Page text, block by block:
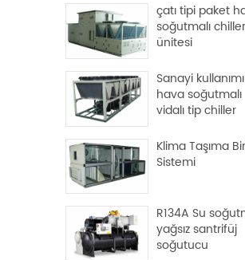
çatı tipi paket
soğutmalı chiller
ünitesi
Sanayi
hava soğutmalı
vidalı tip chiller
Klima Taşıma
Sistemi
R134A Su
yağsız santrifüj
soğutucu